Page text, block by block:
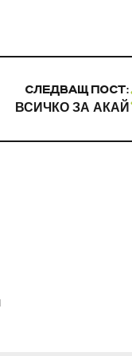
СЛЕДВАЩ ПОСТ:
ВСИЧКО ЗА АКАЙ